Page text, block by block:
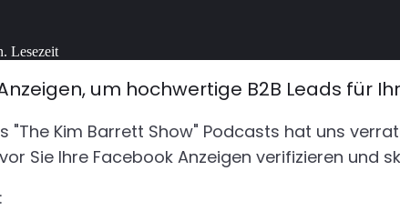
Lesezeit
um hochwertige B2B Leads für
Kim Barrett Show" Podcasts hat uns
Sie Ihre Facebook Anzeigen verifizieren und